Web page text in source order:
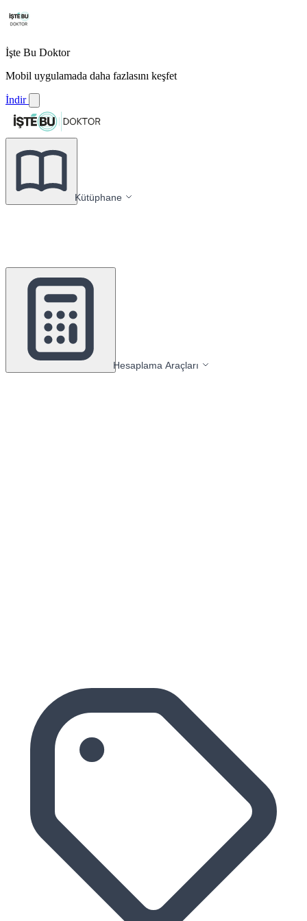
İşte Bu Doktor
Mobil uygulamada daha fazlasını keşfet
İndir
Kütüphane
Hesaplama Araçları